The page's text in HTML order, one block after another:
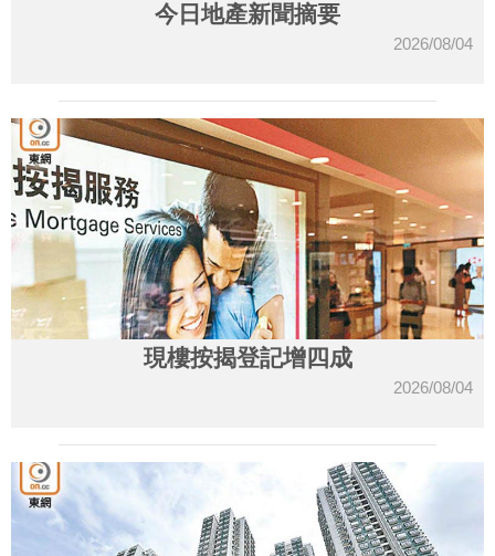
今日地產新聞摘要
2026/08/04
現樓按揭登記增四成
2026/08/04